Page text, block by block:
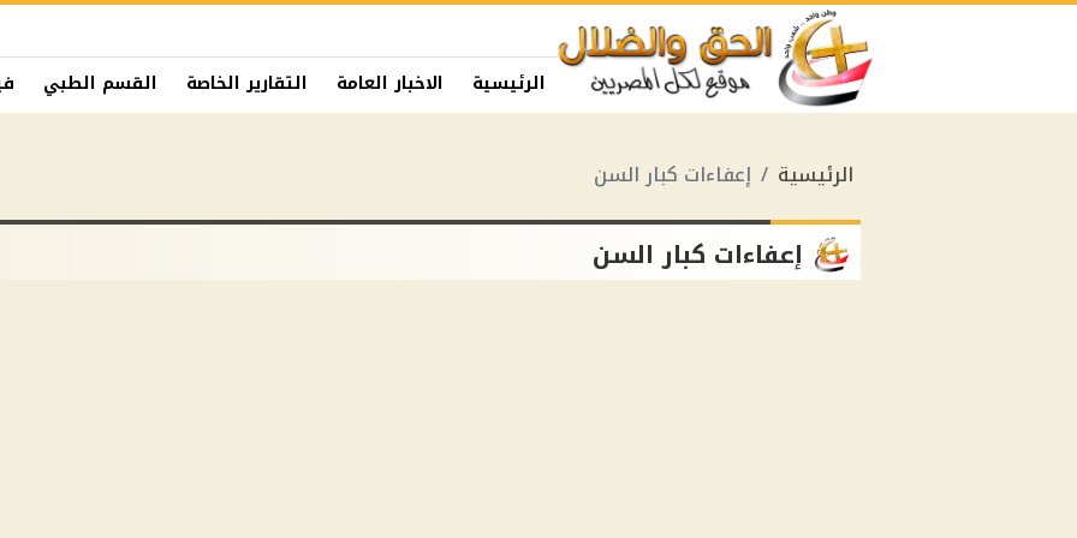
الرئيسية الاخبار العامة التقارير الخاصة القسم الطبي
الرئيسية إعفاءات كبار السن
إعفاءات كبار السن